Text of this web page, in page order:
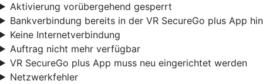
Aktivierung vorübergehend gesperrt
Bankverbindung bereits in der VR SecureGo plus App
Keine Internetverbindung
Auftrag nicht mehr verfügbar
VR SecureGo plus App muss neu eingerichtet werden
Netzwerkfehler